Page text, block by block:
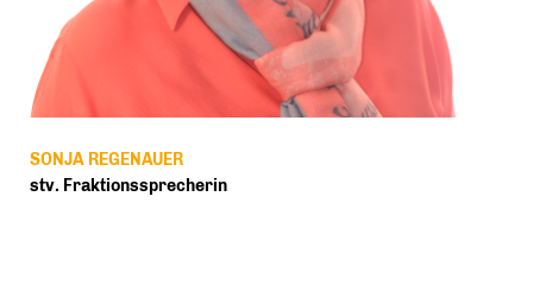
SONJA REGENAUER
stv. Fraktionssprecherin